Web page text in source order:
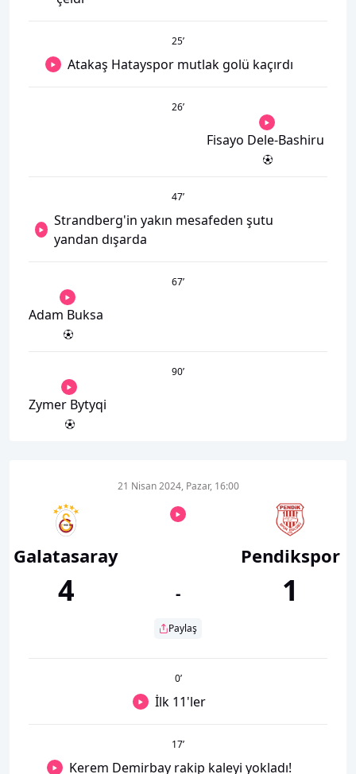
25’
Atakaş Hatayspor mutlak golü kaçırdı
26’
Fisayo Dele-Bashiru
47’
Strandberg'in yakın mesafeden şutu
yandan dışarda
67’
Adam Buksa
90’
Zymer Bytyqi
Galatasaray
4
21 Nisan 2024, Pazar, 16:00
-
Paylaş
Pendikspor
1
0’
İlk 11'ler
17’
Kerem Demirbay rakip kaleyi yokladı!